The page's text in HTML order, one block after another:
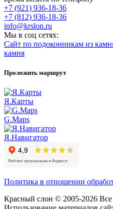
+7 (921) 936-18-36
+7 (812) 936-18-36
info@krslon.ru
Мы в соц сетях:
Сайт по подоконникам из
камня
Проложить маршрут
Я.Карты
G.Maps
Я.Навигатор
Политика в отношении
Красный слон © 2005-2026